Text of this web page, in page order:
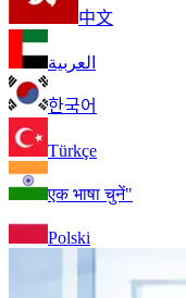
中文
العربية
한국어
Türkçe
एक भाषा चुनें"
Polski